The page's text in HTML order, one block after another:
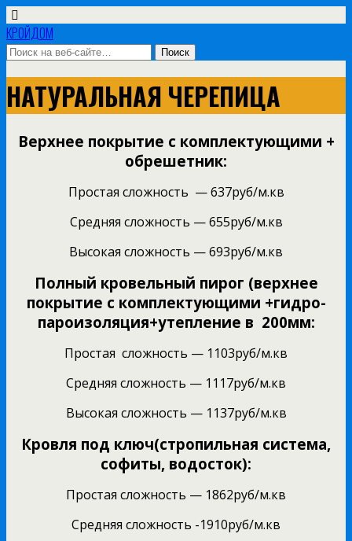
КРОЙДОМ
НАТУРАЛЬНАЯ ЧЕРЕПИЦА
Верхнее покрытие с комплектующими +
обрешетник:
Простая сложность — 637руб/м.кв
Средняя сложность — 655руб/м.кв
Высокая сложность — 693руб/м.кв
Полный кровельный пирог (верхнее
покрытие с комплектующими +гидро-
пароизоляция+утепление в 200мм:
Простая сложность — 1103руб/м.кв
Средняя сложность — 1117руб/м.кв
Высокая сложность — 1137руб/м.кв
Кровля под ключ(стропильная система,
софиты, водосток):
Простая сложность — 1862руб/м.кв
Средняя сложность -1910руб/м.кв